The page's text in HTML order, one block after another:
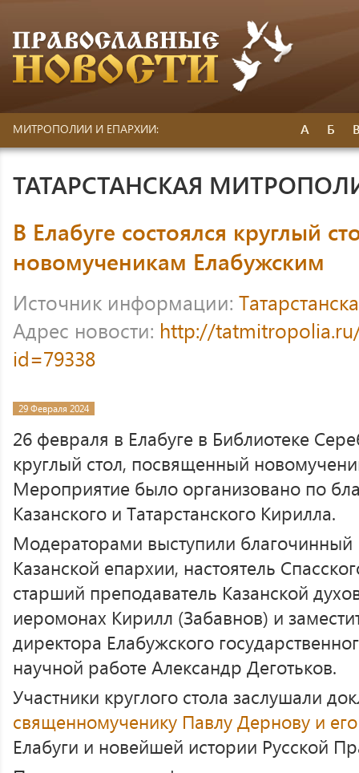
МИТРОПОЛИИ И ЕПАРХИИ: А Б
ТАТАРСТАНСКАЯ
В Елабуге состоялся круглый
новомученикам Елабужским
Источник информации:
Адрес новости: http://
id=79338
29 Февраля 2024
26 февраля в Елабуге в Библиотеке
круглый стол, посвященный
Мероприятие было организовано по
Казанского и Татарстанского Кирилла.
Модераторами выступили благочинный
Казанской епархии, настоятель
старший преподаватель Казанской
иеромонах Кирилл (Забавнов) и
директора Елабужского
научной работе Александр Деготьков.
Участники круглого стола заслушали
священномученику Павлу Дернову и
Елабуги и новейшей истории Русской